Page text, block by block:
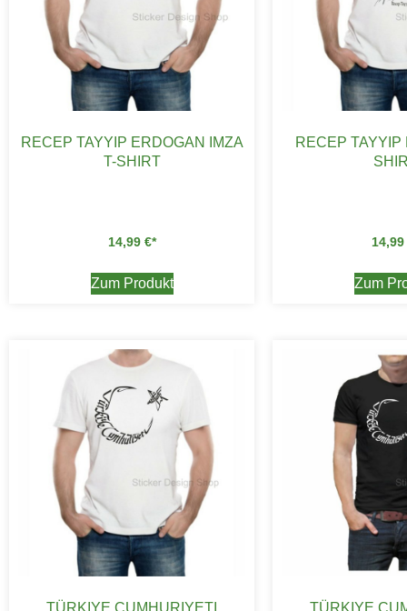
RECEP TAYYIP ERDOGAN IMZA
T-SHIRT
14,99 €
Zum Produkt
RECEP TAYYIP
14,99
Zum
TÜRKIYE CUMHURIYETI
TÜRKIYE